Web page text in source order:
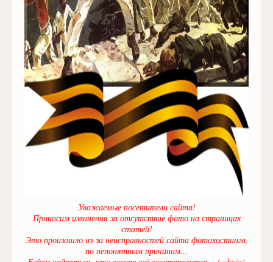
Уважаемые посетители сайта!
Приносим извинения за отсутствие фото на страницах
статей!
Это произошло из-за неисправностей сайта фотохостинга,
по непонятным причинам...